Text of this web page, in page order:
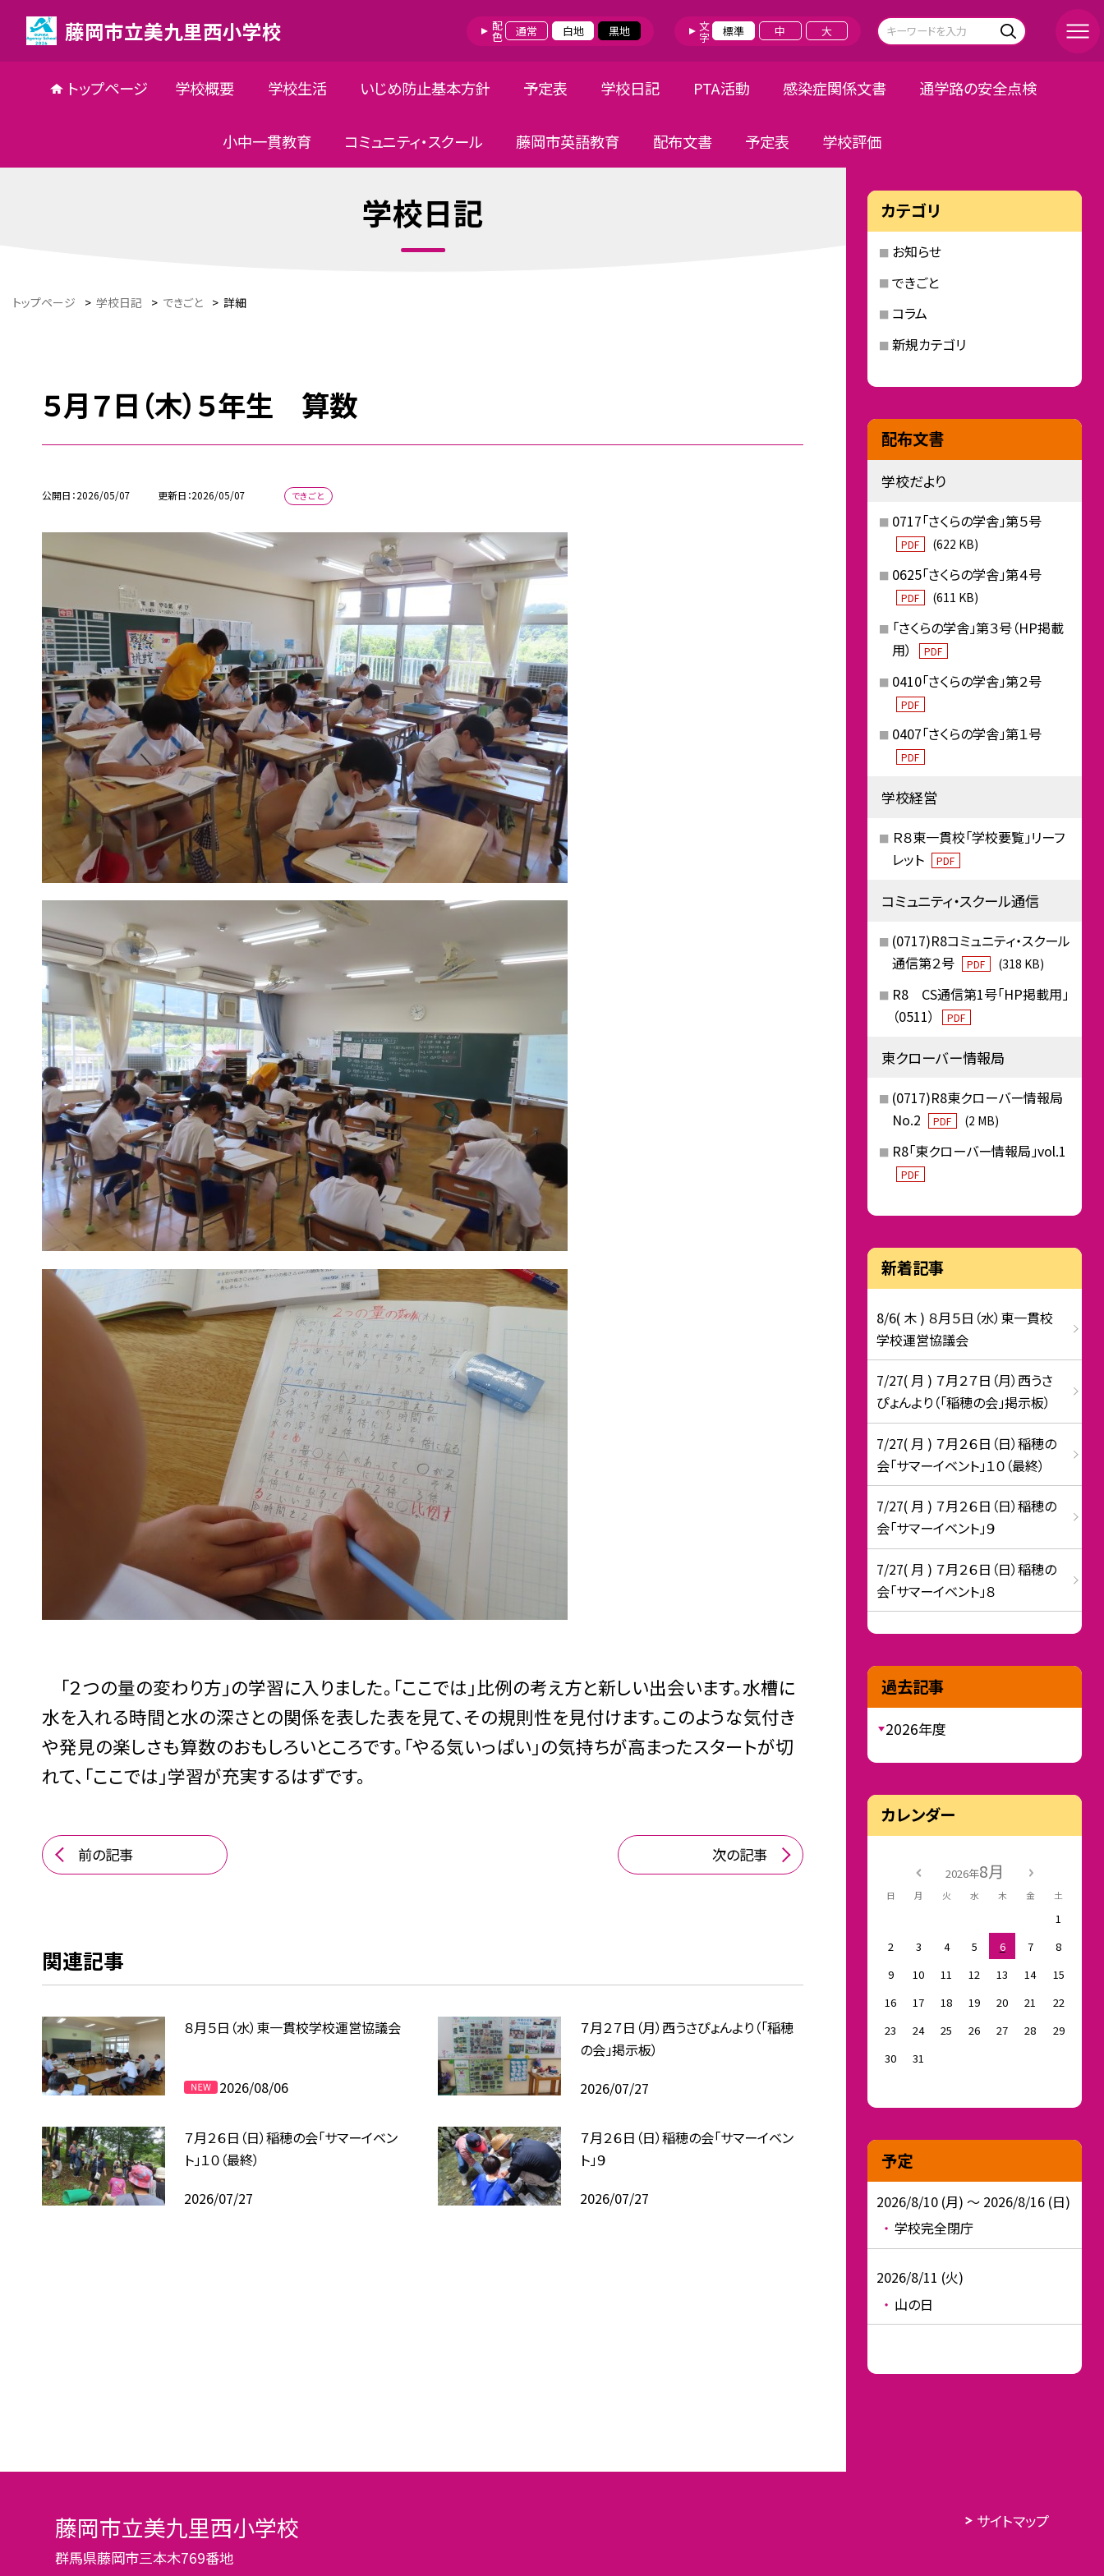
藤岡市立美九里西小学校 配色 通常 白地 黒地 文字 標準 中 大
トップページ 学校概要 学校生活 いじめ防止基本方針 予定表 学校日記 PTA活動 感染症関係文書 通学路の安全点検
小中一貫教育 コミュニティ・スクール 藤岡市英語教育 配布文書 予定表 学校評価
学校日記
トップページ > 学校日記 > できごと > 詳細
５月７日（木）５年生 算数
公開日 2026/05/07 更新日 2026/05/07 できごと
「２つの量の変わり方」の学習に入りました。「ここでは」比例の考え方と新しい出会います。水槽に
水を入れる時間と水の深さとの関係を表した表を見て、その規則性を見付けます。このような気付き
や発見の楽しさも算数のおもしろいところです。「やる気いっぱい」の気持ちが高まったスタートが切
れて、「ここでは」学習が充実するはずです。
前の記事 次の記事
関連記事
８月５日（水）東一貫校学校運営協議会
2026/08/06
７月２７日（月）西うさぴょんより（「稲穂
の会」掲示板）
2026/07/27
７月２６日（日）稲穂の会「サマーイベン
ト」１０（最終）
2026/07/27
７月２６日（日）稲穂の会「サマーイベン
ト」９
2026/07/27
カテゴリ
お知らせ
できごと
コラム
新規カテゴリ
配布文書
学校だより
0717「さくらの学舎」第５号
PDF (622 KB)
0625「さくらの学舎」第４号
PDF (611 KB)
「さくらの学舎」第３号（HP掲載
用）
PDF
0410「さくらの学舎」第２号
PDF
0407「さくらの学舎」第１号
PDF
学校経営
Ｒ８東一貫校「学校要覧」リーフ
レット
PDF
コミュニティ・スクール通信
(0717)R8コミュニティ・スクール
通信第２号
PDF (318 KB)
R8 CS通信第1号「HP掲載用」
（0511）
PDF
東クローバー情報局
(0717)R8東クローバー情報局
No.2
PDF (2 MB)
R8「東クローバー情報局」vol.1
PDF
新着記事
8/6( 木 ) ８月５日（水）東一貫校
学校運営協議会
7/27( 月 ) ７月２７日（月）西うさ
ぴょんより（「稲穂の会」掲示板）
7/27( 月 ) ７月２６日（日）稲穂の
会「サマーイベント」１０（最終）
7/27( 月 ) ７月２６日（日）稲穂の
会「サマーイベント」９
7/27( 月 ) ７月２６日（日）稲穂の
会「サマーイベント」８
過去記事
2026年度
カレンダー
2026年8月
日 月 火 水 木 金 土
1
2
3 4 5 6 7
8
9
10 11 12 13 14
15
16
17 18 19 20 21
22
23
24 25 26 27 28
29
30
31
予定
2026/8/10 (月) ～ 2026/8/16 (日)
学校完全閉庁
2026/8/11 (火)
山の日
藤岡市立美九里西小学校
群馬県藤岡市三本木769番地
サイトマップ